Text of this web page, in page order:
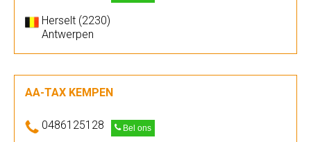
Herselt (2230)
Antwerpen
AA-TAX KEMPEN
0486125128 Bel ons